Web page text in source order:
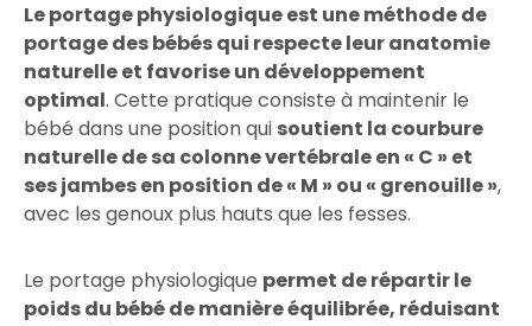
Le portage physiologique est une méthode de
portage des bébés qui respecte leur anatomie
naturelle et favorise un développement
optimal. Cette pratique consiste à maintenir le
bébé dans une position qui soutient la courbure
naturelle de sa colonne vertébrale en « C » et
ses jambes en position de « M » ou « grenouille »,
avec les genoux plus hauts que les fesses.
Le portage physiologique permet de répartir le
poids du bébé de manière équilibrée, réduisant